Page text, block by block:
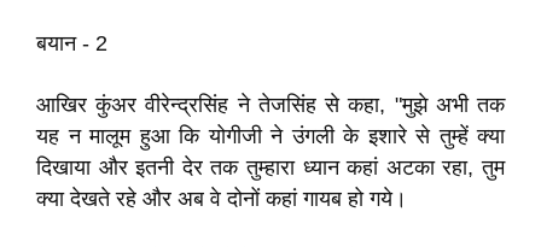
बयान - 2
आखिर कुंअर वीरेन्द्रसिंह ने तेजसिंह से कहा, "मुझे अभी तक
यह न मालूम हुआ कि योगीजी ने उंगली के इशारे से तुम्हें क्या
दिखाया और इतनी देर तक तुम्हारा ध्यान कहां अटका रहा, तुम
क्या देखते रहे और अब वे दोनों कहां गायब हो गये।